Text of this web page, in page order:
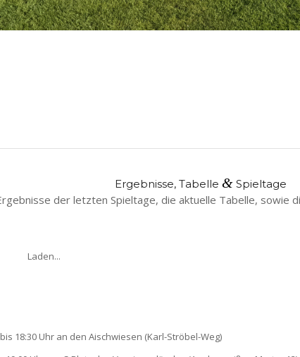
Ergebnisse, Tabelle & Spieltage
der letzten Spieltage, die aktuelle Tabelle, sowie
Laden...
18:30 Uhr an den Aischwiesen (Karl-Ströbel-Weg)